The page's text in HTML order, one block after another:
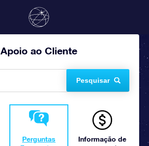
Apoio ao Cliente
Pesquisar
Perguntas
Informação de